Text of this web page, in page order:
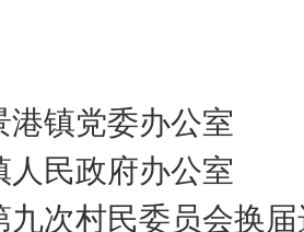
港镇党委办公室
人民政府办公室
九次村民委员会换